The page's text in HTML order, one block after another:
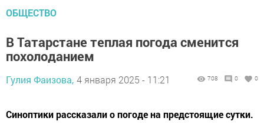
ОБЩЕСТВО
В Татарстане теплая погода сменится
похолоданием
Гулия Фаизова, 4 января 2025 - 11:21 708 0 0
Синоптики рассказали о погоде на предстоящие сутки.